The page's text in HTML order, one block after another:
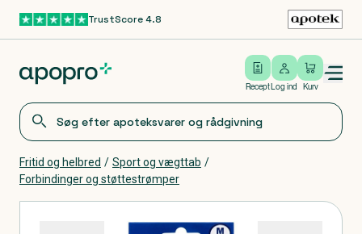
Gå til hovedindholdTrustScore 4.8
Recept
Log ind
Log ind Kurv
Open/close menu
Fritid og helbred / Sport og vægttab /
Forbindinger og støttestrømper